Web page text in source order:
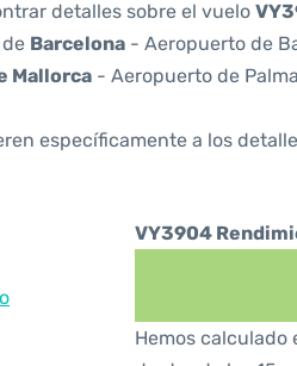
detalles sobre el vuelo
Barcelona - Aeropuerto de
Mallorca - Aeropuerto de
específicamente a los
VY3904
Hemos calculado